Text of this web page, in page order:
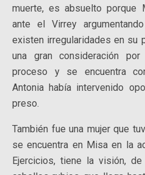
muerte, es absuelto porque
ante el Virrey
existen irregularidades en su
una gran consideración
proceso y se encuentra
Antonia había intervenido
preso.
También fue una mujer que
se encuentra en Misa en la
Ejercicios, tiene la visión,